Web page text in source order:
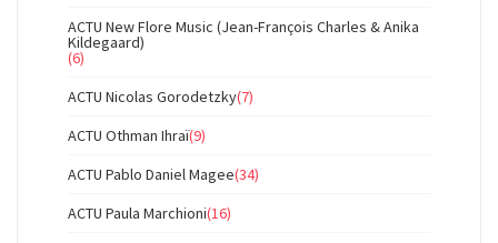
ACTU New Flore Music (Jean-François Charles & Anika
Kildegaard)
(6)
ACTU Nicolas Gorodetzky(7)
ACTU Othman Ihraï(9)
ACTU Pablo Daniel Magee(34)
ACTU Paula Marchioni(16)